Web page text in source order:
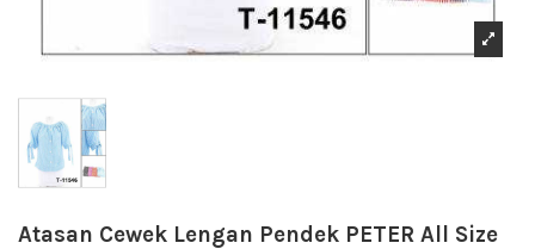
Atasan Cewek Lengan Pendek PETER All Size